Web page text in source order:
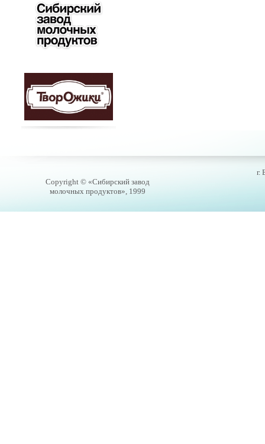
Copyright © «Сибирский завод
молочных продуктов», 1999
г.